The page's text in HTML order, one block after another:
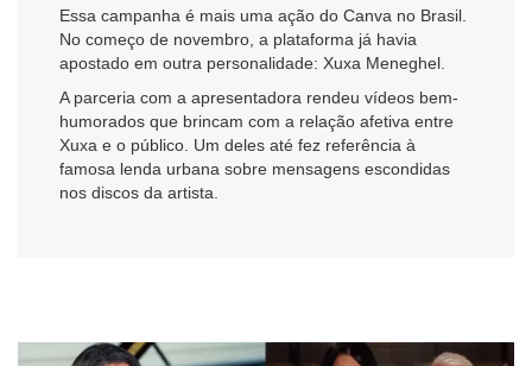
Essa campanha é mais uma ação do Canva no Brasil.
No começo de novembro, a plataforma já havia
apostado em outra personalidade: Xuxa Meneghel.
A parceria com a apresentadora rendeu vídeos bem-
humorados que brincam com a relação afetiva entre
Xuxa e o público. Um deles até fez referência à
famosa lenda urbana sobre mensagens escondidas
nos discos da artista.